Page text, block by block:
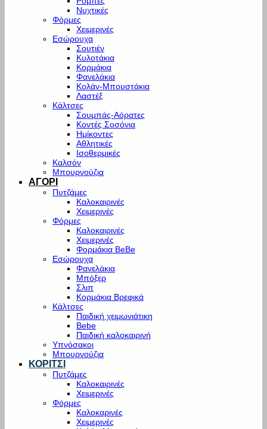
Νυχτικές
Φόρμες
Χειμερινές
Εσώρουχα
Σουτιέν
Κυλοτάκια
Κορμάκια
Φανελάκια
Κολάν-Μπουστάκια
Λαστέξ
Κάλτσες
Σουμπάς-Αόρατες
Κοντές Σοσόνια
Ημίκοντες
Αθλητικές
Ισοθερμικές
Καλσόν
Μπουρνούζια
ΑΓΟΡΙ
Πυτζάμες
Καλοκαιρινές
Χειμερινές
Φόρμες
Καλοκαιρινές
Χειμερινές
Φορμάκια BeBe
Εσώρουχα
Φανελάκια
Μπόξερ
Σλιπ
Κορμάκια Βρεφικά
Κάλτσες
Παιδική χειμωνιάτικη
Bebe
Παιδική καλοκαιρινή
Υπνόσακοι
Μπουρνούζια
ΚΟΡΙΤΣΙ
Πυτζάμες
Καλοκαιρινές
Χειμερινές
Φόρμες
Καλοκαρινές
Χειμερινές